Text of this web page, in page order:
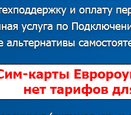
из открытых
с редакцией для решения
изображения.